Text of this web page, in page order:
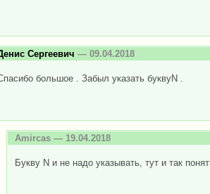
Сергеевич — 09.04.2018
большое . Забыл указать буквуN .
Amircas — 19.04.2018
Букву N и не надо указывать, тут и так